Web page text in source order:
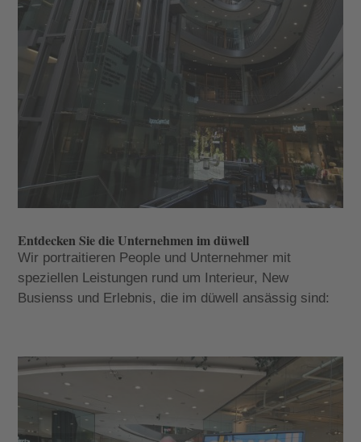
Entdecken Sie die Unternehmen im düwell
Wir portraitieren People und Unternehmer mit
speziellen Leistungen rund um Interieur, New
Busienss und Erlebnis, die im düwell ansässig sind: